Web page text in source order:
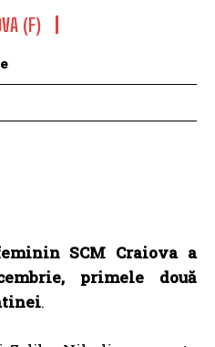
(F)
SCM Craiova a
primele două
.